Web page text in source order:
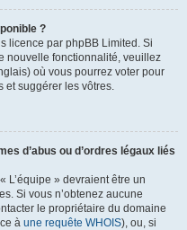
?
licence par phpBB Limited. Si
nouvelle fonctionnalité, veuillez
où vous pourrez voter pour
et suggérer les vôtres.
d’abus ou d’ordres légaux liés
L’équipe » devraient être un
Si vous n’obtenez aucune
le propriétaire du domaine
à une requête WHOIS), ou, si